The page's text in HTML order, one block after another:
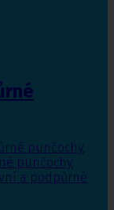
punčochy,
punčochy,
a podpůrné